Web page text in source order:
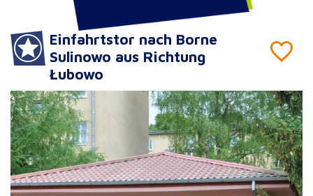
Einfahrtstor nach Borne
Sulinowo aus Richtung
Łubowo